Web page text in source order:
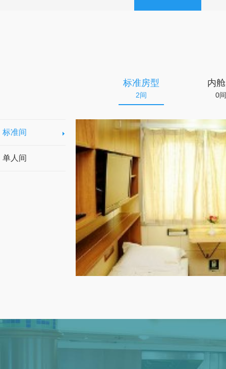
标准房型
2间
内
0间
标准间
单人间